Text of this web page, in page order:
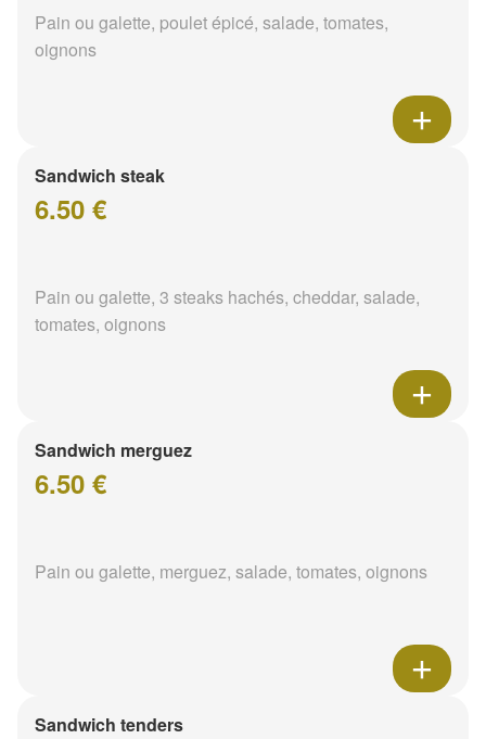
Pain ou galette, poulet épicé, salade, tomates,
oignons
Sandwich steak
6.50 €
Pain ou galette, 3 steaks hachés, cheddar, salade,
tomates, oignons
Sandwich merguez
6.50 €
Pain ou galette, merguez, salade, tomates, oignons
Sandwich tenders